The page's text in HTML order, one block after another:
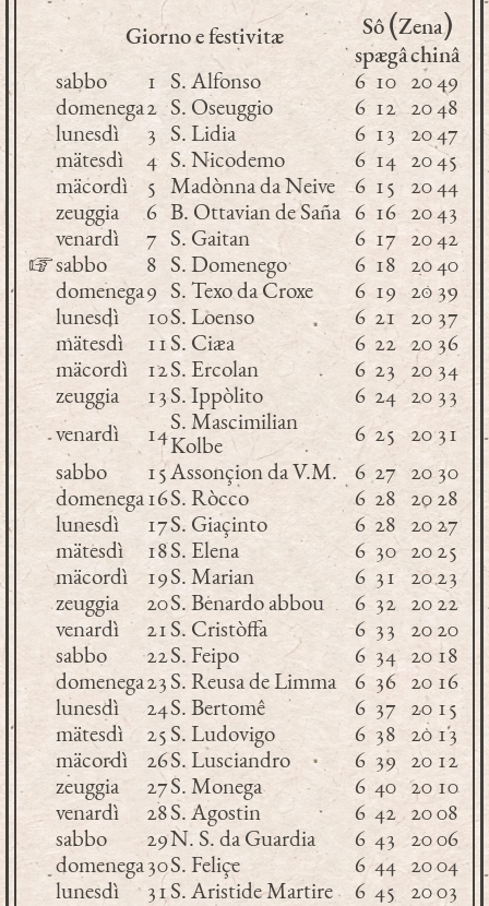
Giorno e festivitæ Sô(Zena)
spægâchinâ
sabbo
1 S. Alfonso 6 10 2049
domenega2 S. Oseuggio 6 12 2048
lunesdì
3 S. Lidia 6 13 2047
mätesdì
4 S. Nicodemo 6 14 2045
mäcordì
5 Madònna da Neive 6 15 2044
zeuggia
6 B. Ottavian de Saña 6 16 2043
venardì
7 S. Gaitan 6 17 2042
☞sabbo 8 S. Domenego 6 18 2040
domenega9 S. Texo da Croxe 6 19 20 39
lunesdì
10S. Loenso 6 21 20 37
mätesdì
11S. Ciæa 6 22 20 36
mäcordì
12S. Ercolan 6 23 20 34
zeuggia
13S. Ippòlito 6 24 20 33
venardì
14S. Mascimilian
Kolbe
6 25 20 31
sabbo
15Assonçion da V.M. 6 27 2030
domenega16S. Ròcco 6 28 2028
lunesdì
17S. Giaçinto 6 28 2027
mätesdì
18S. Elena 6 30 2025
mäcordì
19S. Marian 6 31 2023
zeuggia
20S. Benardo abbou 6 32 2022
venardì
21S. Cristòffa 6 33 2020
sabbo
22S. Feipo 6 34 20 18
domenega23S. Reusa de Limma 6 36 20 16
lunesdì
24S. Bertomê 6 37 20 15
mätesdì
25S. Ludovigo 6 38 20 13
mäcordì
26S. Lusciandro 6 39 20 12
zeuggia
27S. Monega 6 40 20 10
venardì
28S. Agostin 6 42 2008
sabbo
29N. S. da Guardia 6 43 2006
domenega30S. Feliçe 6 44 2004
lunesdì
31S. Aristide Martire 6 45 2003